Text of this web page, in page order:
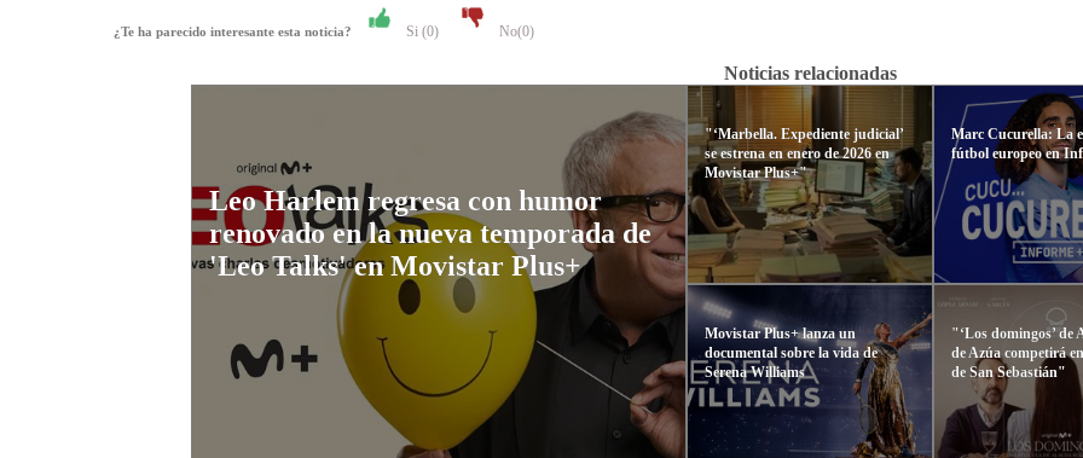
¿Te ha parecido interesante esta noticia? Si (0) No(0)
Noticias relacionadas
Leo Harlem regresa con humor
renovado en la nueva temporada de
'Leo Talks' en Movistar Plus+
"‘Marbella. Expediente judicial’
se estrena en enero de 2026 en
Movistar Plus+"
Movistar Plus+ lanza un
documental sobre la vida de
Serena Williams
Marc Cucurella: La
fútbol europeo en
"‘Los domingos’ de
de Azúa competirá
de San Sebastián"